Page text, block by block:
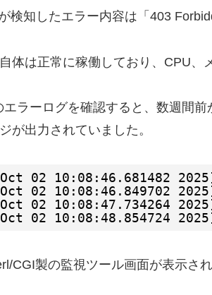
検知したエラー内容は「403
体は正常に稼働しており、CPU
エラーログを確認すると、数週間
が出力されていました。
02 10:08:46.681482
02 10:08:46.849702
02 10:08:47.734264
02 10:08:48.854724
CGI製の監視ツール画面が表示さ